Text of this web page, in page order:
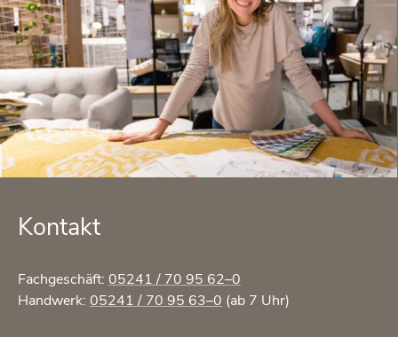
Kon­takt
Fach­ge­schäft: 05241 / 70 95 62–0
Hand­werk: 05241 / 70 95 63–0 (ab 7 Uhr)